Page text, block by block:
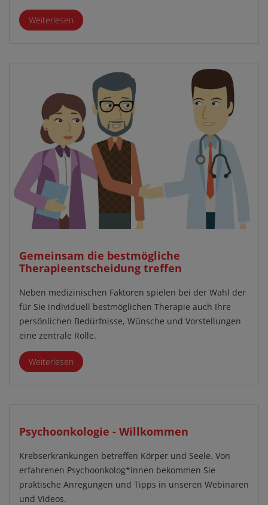
Weiterlesen
Gemeinsam die bestmögliche
Therapieentscheidung treffen
Neben medizinischen Faktoren spielen bei der Wahl der
für Sie individuell bestmöglichen Therapie auch Ihre
persönlichen Bedürfnisse, Wünsche und Vorstellungen
eine zentrale Rolle.
Weiterlesen
Psychoonkologie - Willkommen
Krebserkrankungen betreffen Körper und Seele. Von
erfahrenen Psychoonkolog*innen bekommen Sie
praktische Anregungen und Tipps in unseren Webinaren
und Videos.